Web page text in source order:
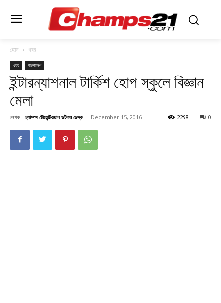
হোম খবর
খবর বাংলাদেশ
ইন্টারন্যাশনাল টার্কিশ হোপ স্কুলে বিজ্ঞান
মেলা
লেখক : চ্যাম্পস টোয়েন্টিওয়ান ডটকম ডেস্ক - December 15, 2016 0
2298